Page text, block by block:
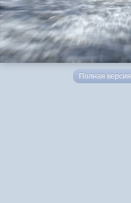
Полная версия